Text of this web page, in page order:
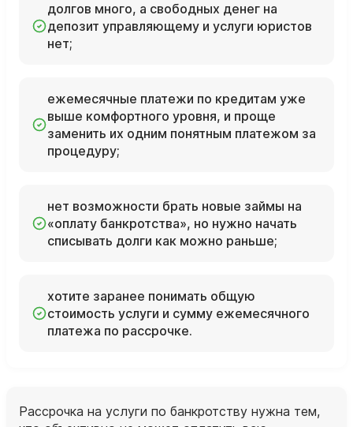
долгов много, а свободных денег на
депозит управляющему и услуги юристов
нет;
ежемесячные платежи по кредитам уже
выше комфортного уровня, и проще
заменить их одним понятным платежом за
процедуру;
нет возможности брать новые займы на
«оплату банкротства», но нужно начать
списывать долги как можно раньше;
хотите заранее понимать общую
стоимость услуги и сумму ежемесячного
платежа по рассрочке.
Рассрочка на услуги по банкротству нужна тем,